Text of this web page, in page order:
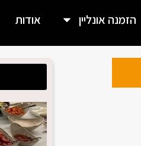
הזמנה אונליין אודות